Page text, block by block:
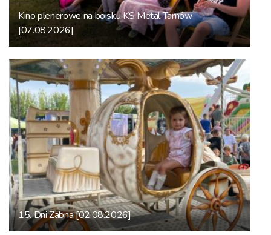
Kino plenerowe na boisku KS Metal Tarnów
[07.08.2026]
15. Dni Żabna [02.08.2026]